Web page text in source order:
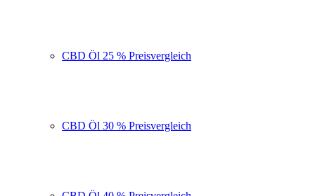
CBD Öl 25 % Preisvergleich
CBD Öl 30 % Preisvergleich